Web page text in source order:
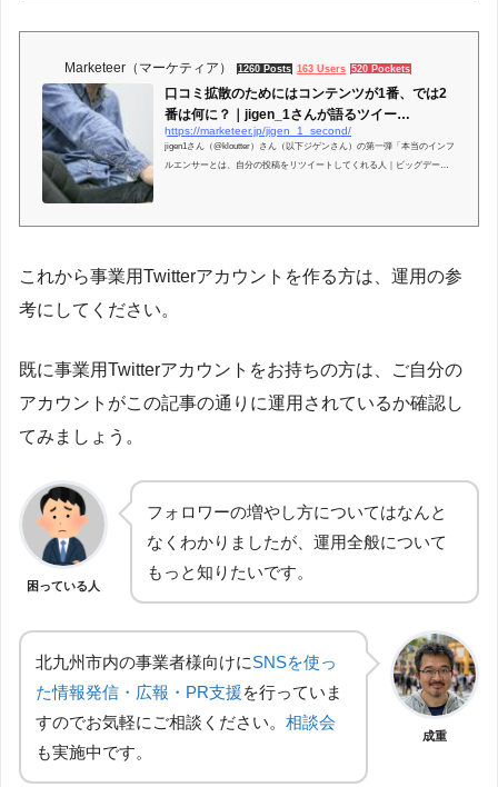
Marketeer（マーケティア） 1260 Posts 163 Users 520 Pockets
口コミ拡散のためにはコンテンツが1番、では2
番は何に？｜jigen_1さんが語るツイー…
https://marketeer.jp/jigen_1_second/
jigen1さん（@kloutter）さん（以下ジゲンさん）の第一弾「本当のインフ
ルエンサーとは、自分の投稿をリツイートしてくれる人｜ビッグデータ
これから事業用Twitterアカウントを作る方は、運用の参
考にしてください。
既に事業用Twitterアカウントをお持ちの方は、ご自分の
アカウントがこの記事の通りに運用されているか確認し
てみましょう。
困っている人
フォロワーの増やし方についてはなんと
なくわかりましたが、運用全般について
もっと知りたいです。
北九州市内の事業者様向けにSNSを使っ
た情報発信・広報・PR支援を行っていま
すのでお気軽にご相談ください。 相談会
も実施中です。
成重